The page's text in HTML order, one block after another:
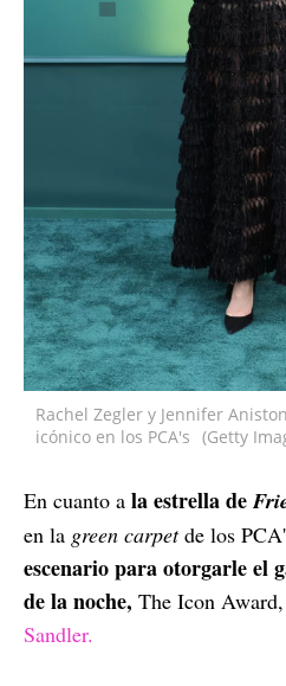
Rachel Zegler y Jennifer
icónico en los PCA's (Getty
En cuanto a la estrella de
en la green carpetde los
escenario para otorgarle el
de la noche, The Icon
Sandler.